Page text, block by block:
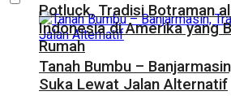
Tanah Bumbu –
Suka Lewat Jalan Alternatif
Potluck, Tradisi Botraman
Indonesia di Amerika yang
Rumah